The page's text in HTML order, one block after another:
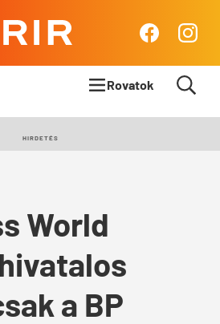
Body & Mind
Queens Blog
Rovatok
HIRDETÉS
World
a BP